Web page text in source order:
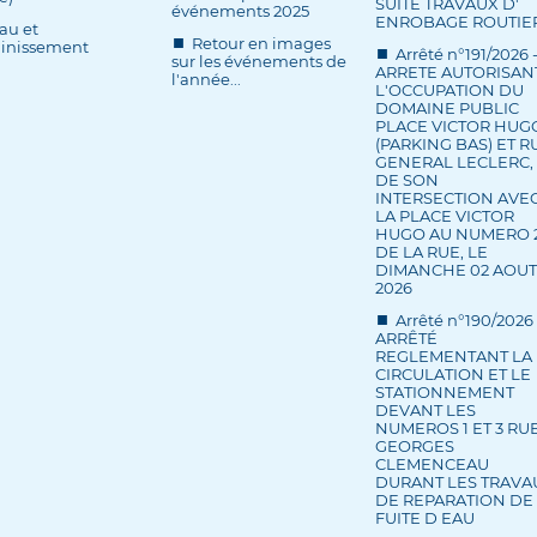
et
événements 2025
Retour en images
sur les événements de
l'année...
ENROBAGE
Arrêté n°191/2026 -
ARRETE
L'OCCUPATION DU
DOMAINE PUBLIC
PLACE VICTOR
(PARKING BAS) ET
GENERAL LECLERC,
DE SON
INTERSECTION
LA PLACE VICTOR
HUGO AU NUMERO
DE LA RUE, LE
DIMANCHE 02 AOUT
2026
Arrêté n°190/2026
ARRÊTÉ
REGLEMENTANT LA
CIRCULATION ET LE
STATIONNEMENT
DEVANT LES
NUMEROS 1 ET 3
GEORGES
CLEMENCEAU
DURANT LES
DE REPARATION DE
FUITE D EAU